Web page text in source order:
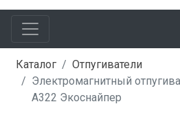
Каталог
Отпугиватели
Электромагнитный
A322 Экоснайпер